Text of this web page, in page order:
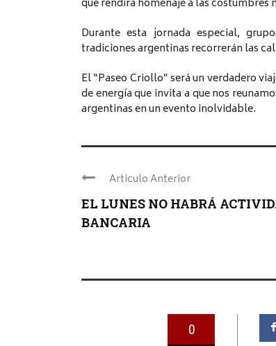
que rendirá homenaje a las costumbres
Durante esta jornada especial,
tradiciones argentinas recorrerán las
El “Paseo Criollo” será un verdadero
de energía que invita a que nos
argentinas en un evento inolvidable.
Articulo Anterior
EL LUNES NO HABRÁ
BANCARIA
0